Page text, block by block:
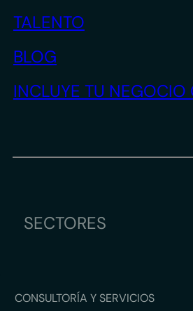
TALENTO
BLOG
INCLUYE TU NEGOCIO
SECTORES
CONSULTORÍA Y SERVICIOS